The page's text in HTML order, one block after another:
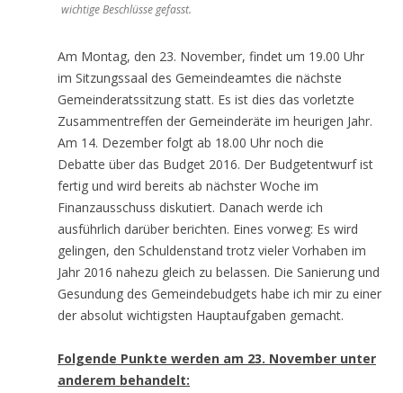
wichtige Beschlüsse gefasst.
Am Montag, den 23. November, findet um 19.00 Uhr
im Sitzungssaal des Gemeindeamtes die nächste
Gemeinderatssitzung statt. Es ist dies das vorletzte
Zusammentreffen der Gemeinderäte im heurigen Jahr.
Am 14. Dezember folgt ab 18.00 Uhr noch die
Debatte über das Budget 2016. Der Budgetentwurf ist
fertig und wird bereits ab nächster Woche im
Finanzausschuss diskutiert. Danach werde ich
ausführlich darüber berichten. Eines vorweg: Es wird
gelingen, den Schuldenstand trotz vieler Vorhaben im
Jahr 2016 nahezu gleich zu belassen. Die Sanierung und
Gesundung des Gemeindebudgets habe ich mir zu einer
der absolut wichtigsten Hauptaufgaben gemacht.
Folgende Punkte werden am 23. November unter
anderem behandelt: